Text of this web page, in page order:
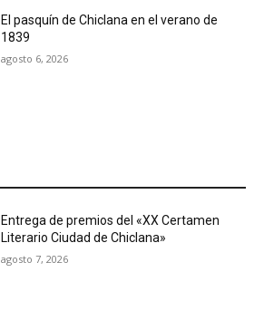
El pasquín de Chiclana en el verano de
1839
agosto 6, 2026
Entrega de premios del «XX Certamen
Literario Ciudad de Chiclana»
agosto 7, 2026